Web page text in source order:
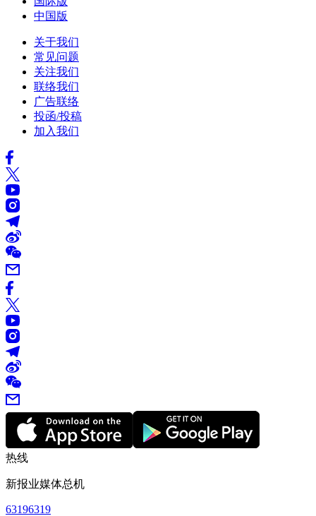
中国版
关于我们
常见问题
关注我们
联络我们
广告联络
投函/投稿
加入我们
热线
新报业媒体总机
63196319